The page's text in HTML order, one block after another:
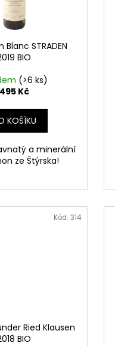
Blanc STRADEN
BIO
(>6 ks)
495 Kč
KOŠÍKU
a minerální
ze Štýrska!
Ried Klausen
BIO
Kód: 314